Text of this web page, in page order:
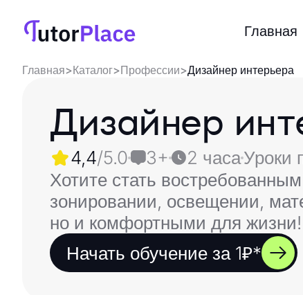
Главная
Главная>Каталог>Профессии>Дизайнер интерьера
Дизайнер
4,4/5.0 3+ 2 часаУроки
Хотите стать
зонировании, освещении,
но и комфортными для жизни!
Начать обучение за 1₽*